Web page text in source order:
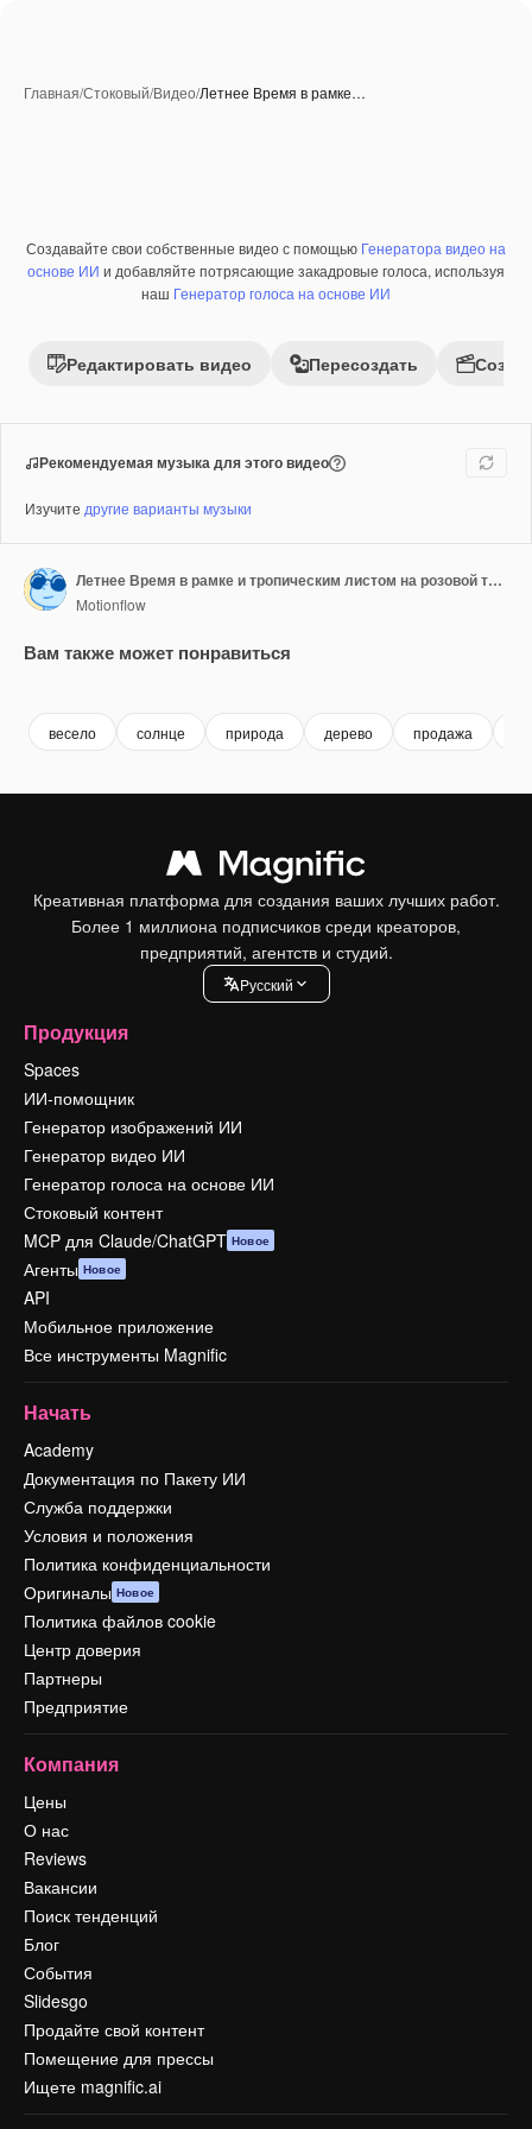
Главная/Стоковый/Видео/Летнее Время в рамке…
Премиум
Создавайте свои собственные видео с помощью Генератора видео на
основе ИИ и добавляйте потрясающие закадровые голоса, используя
наш Генератор голоса на основе ИИ
Редактировать видео Пересоздать
Рекомендуемая музыка для этого видео
Изучите другие варианты музыки
Летнее Время в рамке и тропическим листом на розовой текстуре
Motionflow
Вам также может понравиться
весело солнце природа дерево продажа
Креативная платформа для создания ваших лучших работ.
Более 1 миллиона подписчиков среди креаторов,
предприятий, агентств и студий.
Pусский
Продукция
Spaces
ИИ-помощник
Генератор изображений ИИ
Генератор видео ИИ
Генератор голоса на основе ИИ
Стоковый контент
MCP для Claude/ChatGPT Новое
Агенты Новое
API
Мобильное приложение
Все инструменты Magnific
Начать
Academy
Документация по Пакету ИИ
Служба поддержки
Условия и положения
Политика конфиденциальности
Оригиналы Новое
Политика файлов cookie
Центр доверия
Партнеры
Предприятие
Компания
Цены
О нас
Reviews
Вакансии
Поиск тенденций
Блог
События
Slidesgo
Продайте свой контент
Помещение для прессы
Ищете magnific.ai